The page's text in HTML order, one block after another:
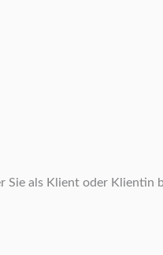
Sie als Klient oder Klientin